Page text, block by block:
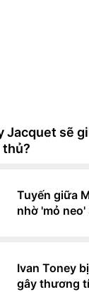
Jacquet sẽ
thủ?
Tuyến giữa
nhờ 'mỏ neo'
Ivan Toney
gây thương